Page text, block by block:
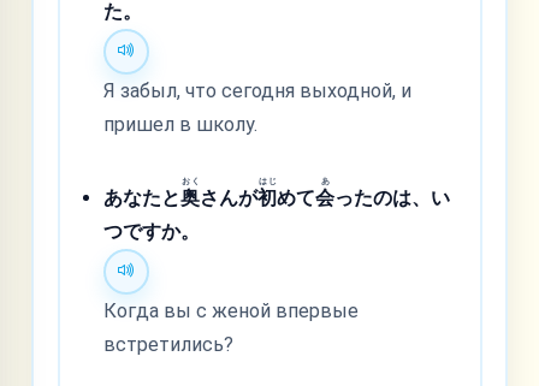
た。
Я забыл, что сегодня выходной, и
пришел в школу.
あなたと奥
おく
さんが初
はじ
めて会
あ
ったのは、い
つですか。
Когда вы с женой впервые
встретились?